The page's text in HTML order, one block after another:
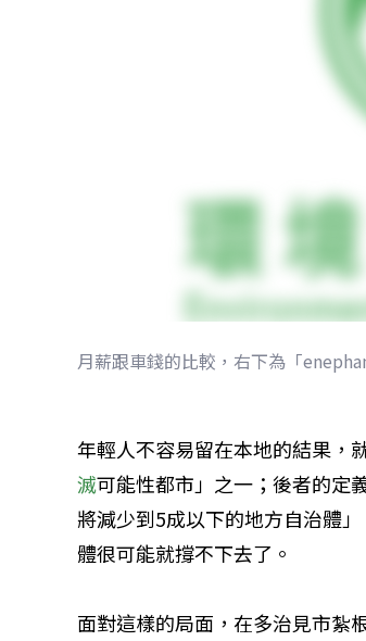
月薪跟車錢的比較，右下為「
年輕人不容易留在本地的結果，
滅可能性都市」之一；後者的定
將減少到5成以下的地方自治體
體很可能就撐不下去了。
面對這樣的局面，在多治見市紮